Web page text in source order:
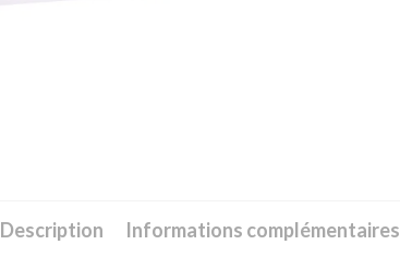
Description Informations complémentaires